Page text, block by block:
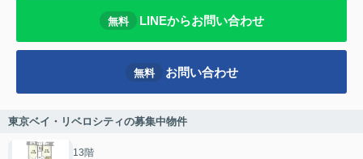
無料 LINEからお問い合わせ
無料 お問い合わせ
東京ベイ・リベロシティの募集中物件
13階